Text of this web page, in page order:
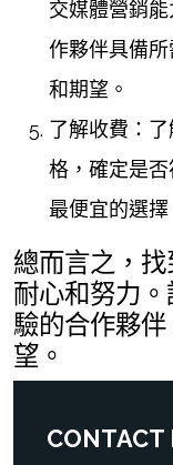
交媒體營銷
作夥伴具備
和期望。
了解收費：
格，確定是
最便宜的選
總而言之，
耐心和努力
驗的合作夥
望。